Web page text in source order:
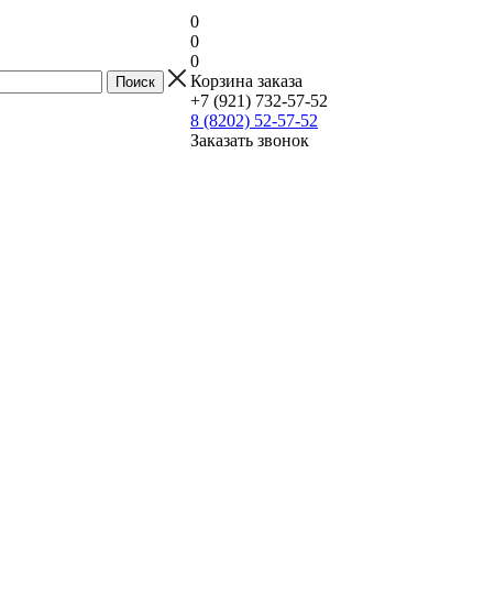
0
0
0
Корзина заказа
+7 (921) 732-57-52
8 (8202) 52-57-52
Заказать звонок